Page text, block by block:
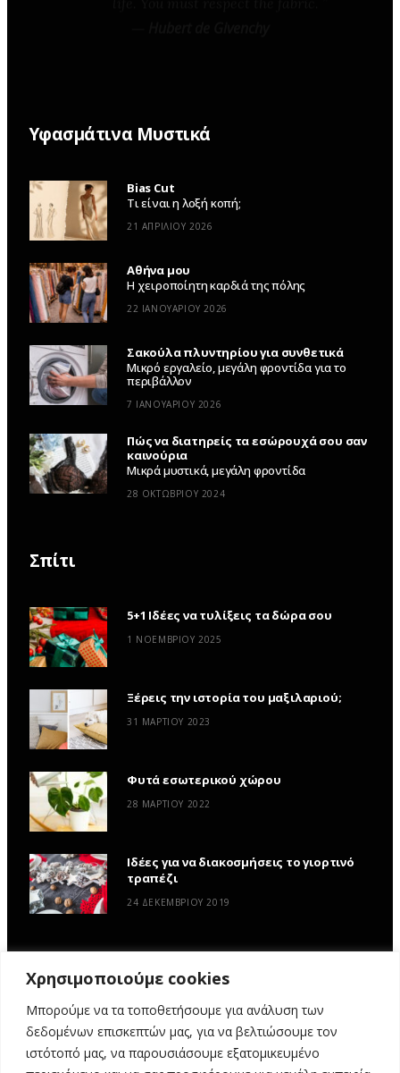
Χρησιμοποιούμε cookies
Μπορούμε να τα τοποθετήσουμε για ανάλυση των
δεδομένων επισκεπτών μας, για να βελτιώσουμε τον
ιστότοπό μας, να παρουσιάσουμε εξατομικευμένο
Υφασμάτινα Μυστικά
Bias Cut
Τι είναι η λοξή κοπή;
21 ΑΠΡΙΛΊΟΥ 2026
Αθήνα μου
Η χειροποίητη καρδιά της πόλης
22 ΙΑΝΟΥΑΡΊΟΥ 2026
Σακούλα πλυντηρίου για συνθετικά
Μικρό εργαλείο, μεγάλη φροντίδα για το
περιβάλλον
7 ΙΑΝΟΥΑΡΊΟΥ 2026
Πώς να διατηρείς τα εσώρουχά σου σαν
καινούρια
Μικρά μυστικά, μεγάλη φροντίδα
28 ΟΚΤΩΒΡΊΟΥ 2024
Σπίτι
5+1 Ιδέες να τυλίξεις τα δώρα σου
1 ΝΟΕΜΒΡΊΟΥ 2025
Ξέρεις την ιστορία του μαξιλαριού;
31 ΜΑΡΤΊΟΥ 2023
Φυτά εσωτερικού χώρου
28 ΜΑΡΤΊΟΥ 2022
Ιδέες για να διακοσμήσεις το γιορτινό
τραπέζι
24 ΔΕΚΕΜΒΡΊΟΥ 2019